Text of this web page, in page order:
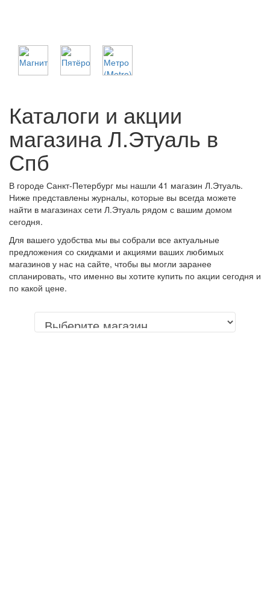
Каталоги и акции
магазина Л.Этуаль в
Спб
В городе Санкт-Петербург мы нашли 41 магазин Л.Этуаль.
Ниже представлены журналы, которые вы всегда можете
найти в магазинах сети Л.Этуаль рядом с вашим домом
сегодня.
Для вашего удобства мы вы собрали все актуальные
предложения со скидками и акциями ваших любимых
магазинов у нас на сайте, чтобы вы могли заранее
спланировать, что именно вы хотите купить по акции сегодня и
по какой цене.